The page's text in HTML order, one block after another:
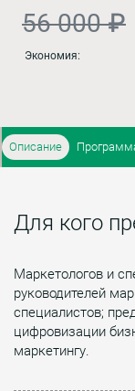
56 000 ₽
Экономия:
Описание
Для кого
Маркетологов и
руководителей
специалистов;
цифровизации
маркетингу.